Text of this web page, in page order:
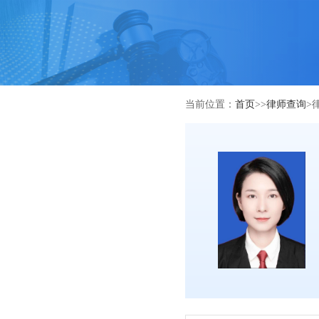
当前位置： 首页>>律师查询>